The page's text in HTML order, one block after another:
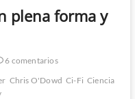
plena forma y
6 comentarios
Chris O'Dowd Ci-Fi Ciencia